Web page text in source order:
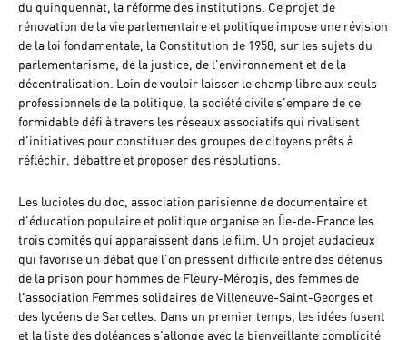
du quinquennat, la réforme des institutions. Ce projet de
rénovation de la vie parlementaire et politique impose une révision
de la loi fondamentale, la Constitution de 1958, sur les sujets du
parlementarisme, de la justice, de l'environnement et de la
décentralisation. Loin de vouloir laisser le champ libre aux seuls
professionnels de la politique, la société civile s'empare de ce
formidable défi à travers les réseaux associatifs qui rivalisent
d'initiatives pour constituer des groupes de citoyens prêts à
réfléchir, débattre et proposer des résolutions.
Les lucioles du doc, association parisienne de documentaire et
d'éducation populaire et politique organise en Île-de-France les
trois comités qui apparaissent dans le film. Un projet audacieux
qui favorise un débat que l'on pressent difficile entre des détenus
de la prison pour hommes de Fleury-Mérogis, des femmes de
l'association Femmes solidaires de Villeneuve-Saint-Georges et
des lycéens de Sarcelles. Dans un premier temps, les idées fusent
et la liste des doléances s'allonge avec la bienveillante complicité